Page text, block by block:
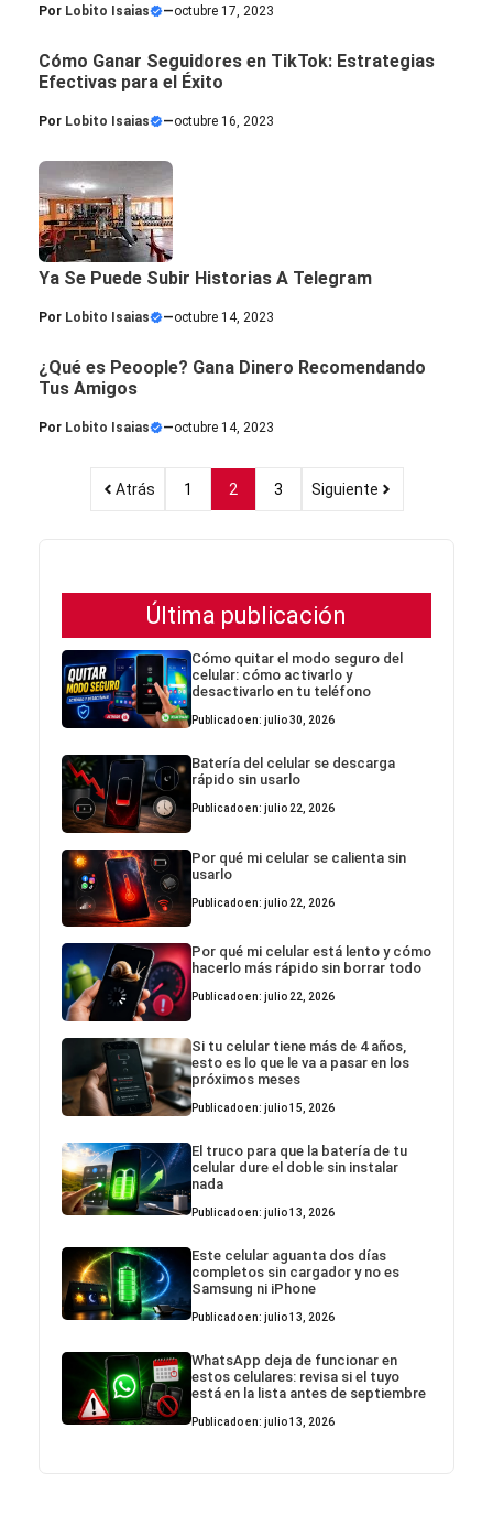
Por Lobito Isaias —octubre 17, 2023
Cómo Ganar Seguidores en TikTok: Estrategias
Efectivas para el Éxito
Por Lobito Isaias —octubre 16, 2023
Ya Se Puede Subir Historias A Telegram
Por Lobito Isaias —octubre 14, 2023
¿Qué es Peoople? Gana Dinero Recomendando
Tus Amigos
Por Lobito Isaias —octubre 14, 2023
Atrás 1 2 3 Siguiente
Última publicación
Cómo quitar el modo seguro del
celular: cómo activarlo y
desactivarlo en tu teléfono
Publicado en: julio 30, 2026
Batería del celular se descarga
rápido sin usarlo
Publicado en: julio 22, 2026
Por qué mi celular se calienta sin
usarlo
Publicado en: julio 22, 2026
Por qué mi celular está lento y cómo
hacerlo más rápido sin borrar todo
Publicado en: julio 22, 2026
Si tu celular tiene más de 4 años,
esto es lo que le va a pasar en los
próximos meses
Publicado en: julio 15, 2026
El truco para que la batería de tu
celular dure el doble sin instalar
nada
Publicado en: julio 13, 2026
Este celular aguanta dos días
completos sin cargador y no es
Samsung ni iPhone
Publicado en: julio 13, 2026
WhatsApp deja de funcionar en
estos celulares: revisa si el tuyo
está en la lista antes de septiembre
Publicado en: julio 13, 2026